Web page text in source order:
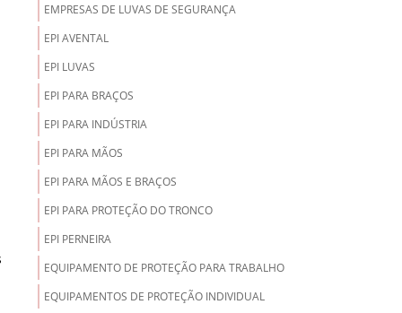
EMPRESAS DE LUVAS DE SEGURANÇA
EPI AVENTAL
EPI LUVAS
EPI PARA BRAÇOS
EPI PARA INDÚSTRIA
EPI PARA MÃOS
EPI PARA MÃOS E BRAÇOS
EPI PARA PROTEÇÃO DO TRONCO
EPI PERNEIRA
EQUIPAMENTO DE PROTEÇÃO PARA TRABALHO
EQUIPAMENTOS DE PROTEÇÃO INDIVIDUAL